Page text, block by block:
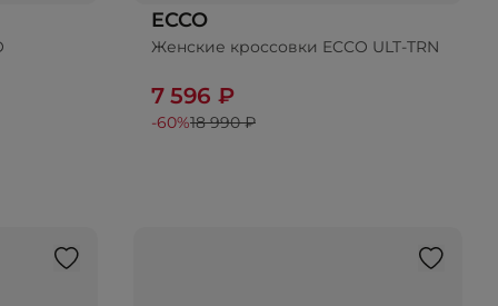
ECCO
Женские кроссовки ECCO ULT-TRN
7 596 ₽
-60%18 990 ₽